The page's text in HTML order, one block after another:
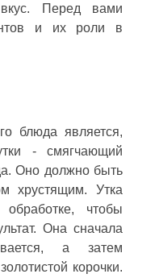
Перед вами
и их роли в
блюда является,
- смягчающий
Оно должно быть
хрустящим. Утка
обработке, чтобы
Она сначала
а затем
корочки.